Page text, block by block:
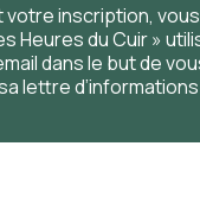
votre inscription,
Heures du Cuir »
dans le but de
lettre